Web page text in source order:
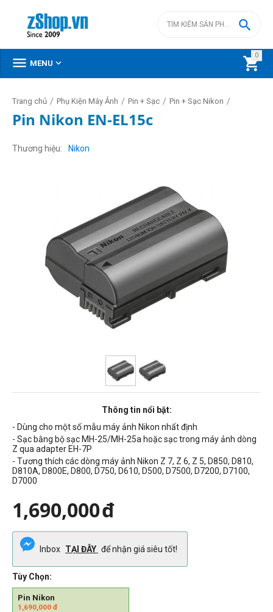
0


 MENU 
Trang chủ / Phụ Kiện Máy Ảnh / Pin + Sạc / Pin + Sạc Nikon /
Pin Nikon EN-EL15c
Thương hiệu Nikon
Thông tin nổi bật:
- Dùng cho một số mẫu máy ảnh Nikon nhất định
- Sạc bằng bộ sạc MH-25/MH-25a hoặc sạc trong máy ảnh dòng
Z qua adapter EH-7P
- Tương thích các dòng máy ảnh Nikon Z 7, Z 6, Z 5, D850, D810,
D810A, D800E, D800, D750, D610, D500, D7500, D7200, D7100,
D7000
1,690,000đ
Inbox TẠI ĐÂY để nhận giá siêu tốt!
Tùy Chọn:
Pin Nikon
1,690,000 đ